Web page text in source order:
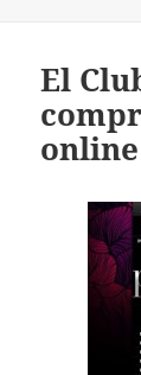
El
online